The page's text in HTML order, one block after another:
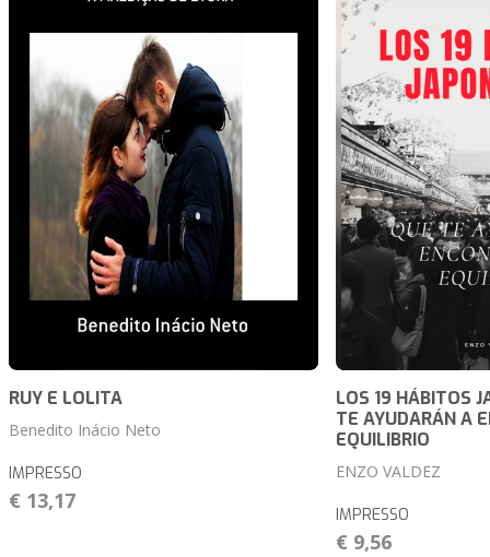
RUY E LOLITA
Benedito Inácio Neto
IMPRESSO
€ 13,17
LOS 19 HÁBITOS
TE AYUDARÁN A
EQUILIBRIO
ENZO VALDEZ
IMPRESSO
€ 9,56